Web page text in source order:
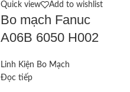
Quick view Add to wishlist
Bo mạch Fanuc
A06B 6050 H002
Linh Kiện Bo Mạch
Đọc tiếp